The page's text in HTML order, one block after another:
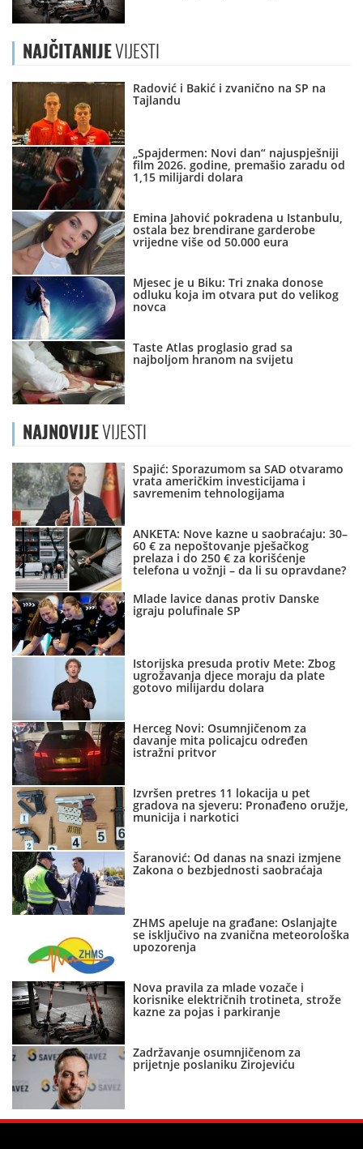
NAJČITANIJEVIJESTI
Radović i Bakić i zvanično na SP na
Tajlandu
„Spajdermen: Novi dan“ najuspješniji
film 2026. godine, premašio zaradu od
1,15 milijardi dolara
Emina Jahović pokradena u Istanbulu,
ostala bez brendirane garderobe
vrijedne više od 50.000 eura
Mjesec je u Biku: Tri znaka donose
odluku koja im otvara put do velikog
novca
Taste Atlas proglasio grad sa
najboljom hranom na svijetu
NAJNOVIJEVIJESTI
Spajić: Sporazumom sa SAD otvaramo
vrata američkim investicijama i
savremenim tehnologijama
ANKETA: Nove kazne u saobraćaju: 30–
60 € za nepoštovanje pješačkog
prelaza i do 250 € za korišćenje
telefona u vožnji – da li su opravdane?
Mlade lavice danas protiv Danske
igraju polufinale SP
Istorijska presuda protiv Mete: Zbog
ugrožavanja djece moraju da plate
gotovo milijardu dolara
Herceg Novi: Osumnjičenom za
davanje mita policajcu određen
istražni pritvor
Izvršen pretres 11 lokacija u pet
gradova na sjeveru: Pronađeno oružje,
municija i narkotici
Šaranović: Od danas na snazi izmjene
Zakona o bezbjednosti saobraćaja
ZHMS apeluje na građane: Oslanjajte
se isključivo na zvanična meteorološka
upozorenja
Nova pravila za mlade vozače i
korisnike električnih trotineta, strože
kazne za pojas i parkiranje
Zadržavanje osumnjičenom za
prijetnje poslaniku Zirojeviću